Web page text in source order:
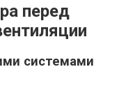
перед
системами